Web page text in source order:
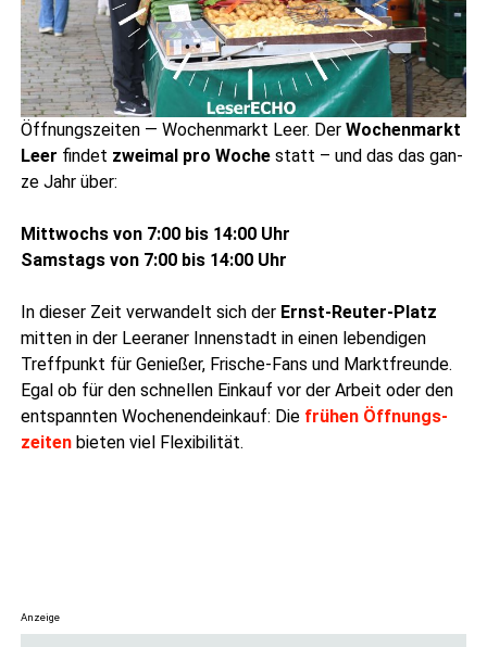
Öff­nungs­zei­ten — Wochen­markt Leer. Der Wochen­markt
Leer fin­det zwei­mal pro Wochestatt – und das das gan­
ze Jahr über:
Mitt­wochs von 7:00 bis 14:00 Uhr
Sams­tags von 7:00 bis 14:00 Uhr
In die­ser Zeit ver­wan­delt sich der Ernst-Reu­ter-Platz
mit­ten in der Leera­ner Innen­stadt in einen leben­di­gen
Treff­punkt für Genie­ßer, Fri­sche-Fans und Markt­freun­de.
Egal ob für den schnel­len Ein­kauf vor der Arbeit oder den
ent­spann­ten Wochen­end­ein­kauf: Die frü­hen Öff­nungs­
zei­tenbie­ten viel Flexibilität.
Anzeige